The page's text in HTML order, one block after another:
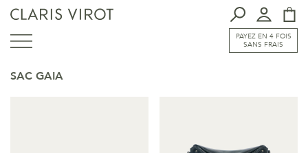
PAYEZ EN 4 FOIS
SANS FRAIS
SAC GAIA